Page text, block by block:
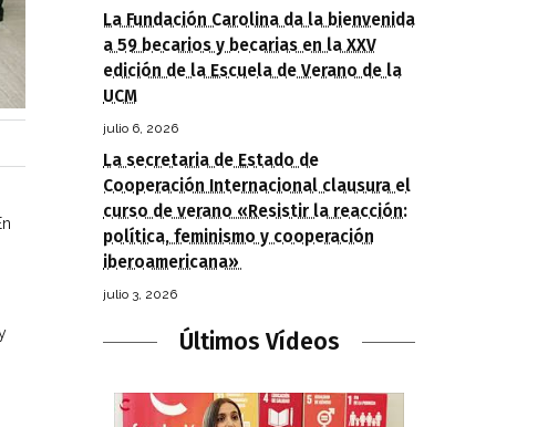
La Fundación Carolina da la bienvenida
a 59 becarios y becarias en la XXV
edición de la Escuela de Verano de la
UCM
julio 6, 2026
La secretaria de Estado de
Cooperación Internacional clausura el
curso de verano «Resistir la reacción:
política, feminismo y cooperación
iberoamericana»
julio 3, 2026
Últimos Vídeos